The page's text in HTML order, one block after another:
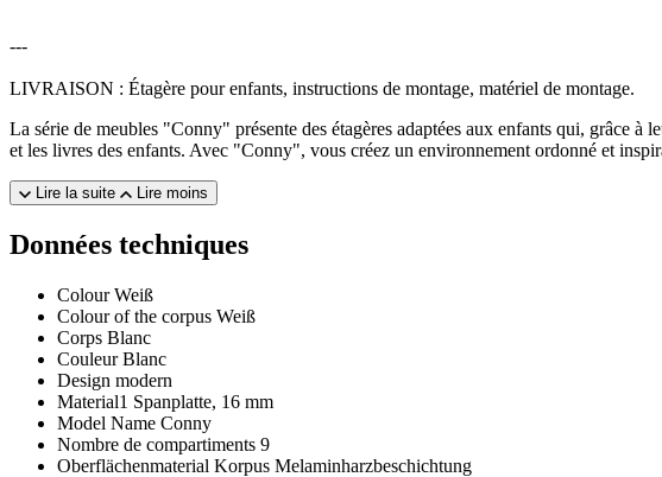
---
LIVRAISON : Étagère pour enfants, instructions de montage, matériel de montage.
La série de meubles "Conny" présente des étagères adaptées aux enfants qui, grâce
et les livres des enfants. Avec "Conny", vous créez un environnement ordonné et
Lire la suite Lire moins
Données techniques
Colour Weiß
Colour of the corpus Weiß
Corps Blanc
Couleur Blanc
Design modern
Material1 Spanplatte, 16 mm
Model Name Conny
Nombre de compartiments 9
Oberflächenmaterial Korpus Melaminharzbeschichtung